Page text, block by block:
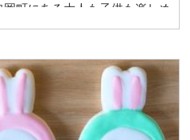
町にある大人も子供も楽しめ
店 咲楽うさぎ』です。
った苺タルト再販致します！